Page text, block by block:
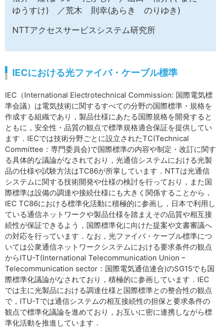
ゆうすけ) ／荒木 則幸(あらき のりゆき)
NTTアクセスサービスシステム研究所
IECにおける光ファイバ・ケーブル標準
IEC（International Electrotechnical Commission: 国際電気標
準会議）は電気技術に関するすべての分野の国際標準・規格を
作成する組織であり，製品仕様にあたる国際規格を開発すると
ともに，安全性・品質の観点で標準規格適合保証を提供してい
ます．IECでは技術分野ごとに設立されたTC(Technical
Committee：専門委員会)で国際標準の内容や制定・改訂に関す
る具体的な議論がなされており，光通信システムにおける光製
品の仕様や試験方法はTC86が所掌しています．NTTは光通信
システムに関する技術開発や仕様の検討を行っており，また国
際標準は設備の調達や接続仕様にも大きく関係することから，
IEC TC86における標準化活動に積極的に参画し，日本で利用し
ている通信ネットワークや製品仕様を踏まえその品質や相互接
続性が保証できるよう，国際標準化に向けた提案や文書審議へ
の対応を行っています．なお，光ファイバ・ケーブル標準につ
いては公衆通信ネットワークシステムにおける要求条件の観点
からITU-T(International Telecommunication Union –
Telecommunication sector：国際電気通信連合)のSG15でも国
際標準化議論がなされており，積極的に参画しています．IEC
では主に光製品における調達仕様と国際標準との整合性の観点
で，ITU-Tでは通信システムの相互接続性の担保と要求条件の
観点で標準化議論を進めており，お互いに密に連携しながら標
準化活動を推進しています．